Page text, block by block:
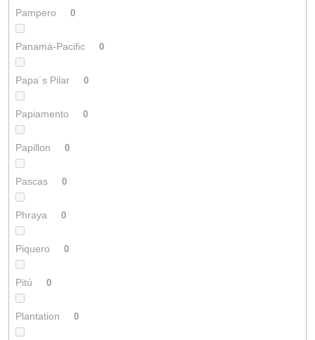
Pampero 0
Panamá-Pacific 0
Papa´s Pilar 0
Papiamento 0
Papillon 0
Pascas 0
Phraya 0
Piquero 0
Pitú 0
Plantation 0